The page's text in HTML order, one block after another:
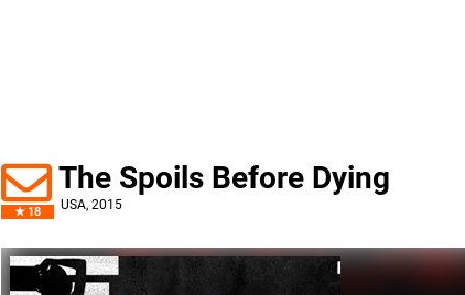
18
The Spoils Before Dying
USA, 2015